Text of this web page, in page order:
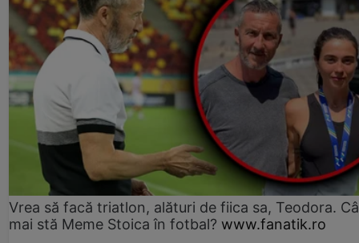
Vrea să facă triatlon, alături de fiica sa, Teodora.
mai stă Meme Stoica în fotbal? www.fanatik.ro